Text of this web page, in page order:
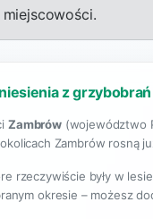
z grzybobrań
Zambrów(województwo
Zambrów rosną
były w
okresie – możesz